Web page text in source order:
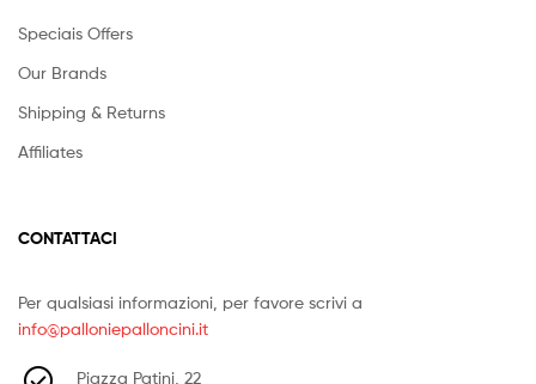
Speciais Offers
Our Brands
Shipping & Returns
Affiliates
CONTATTACI
Per qualsiasi informazioni, per favore scrivi a
info@palloniepalloncini.it
Piazza Patini, 22